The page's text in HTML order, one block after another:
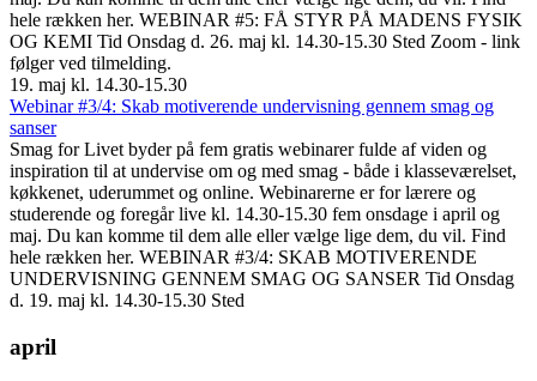
hele rækken her. WEBINAR #5: FÅ STYR PÅ MADENS FYSIK
OG KEMI Tid Onsdag d. 26. maj kl. 14.30-15.30 Sted Zoom - link
følger ved tilmelding.
19. maj kl. 14.30-15.30
Webinar #3/4: Skab motiverende undervisning gennem smag og
sanser
Smag for Livet byder på fem gratis webinarer fulde af viden og
inspiration til at undervise om og med smag - både i klasseværelset,
køkkenet, uderummet og online. Webinarerne er for lærere og
studerende og foregår live kl. 14.30-15.30 fem onsdage i april og
maj. Du kan komme til dem alle eller vælge lige dem, du vil. Find
hele rækken her. WEBINAR #3/4: SKAB MOTIVERENDE
UNDERVISNING GENNEM SMAG OG SANSER Tid Onsdag
d. 19. maj kl. 14.30-15.30 Sted
april